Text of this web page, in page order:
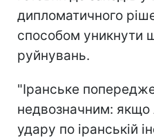
дипломатичного
способом уникнути
руйнувань.
"Іранське
недвозначним:
удару по іранській